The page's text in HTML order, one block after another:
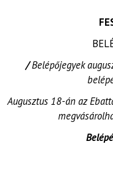
/Belépőjegyek
Augusztus 18-án az